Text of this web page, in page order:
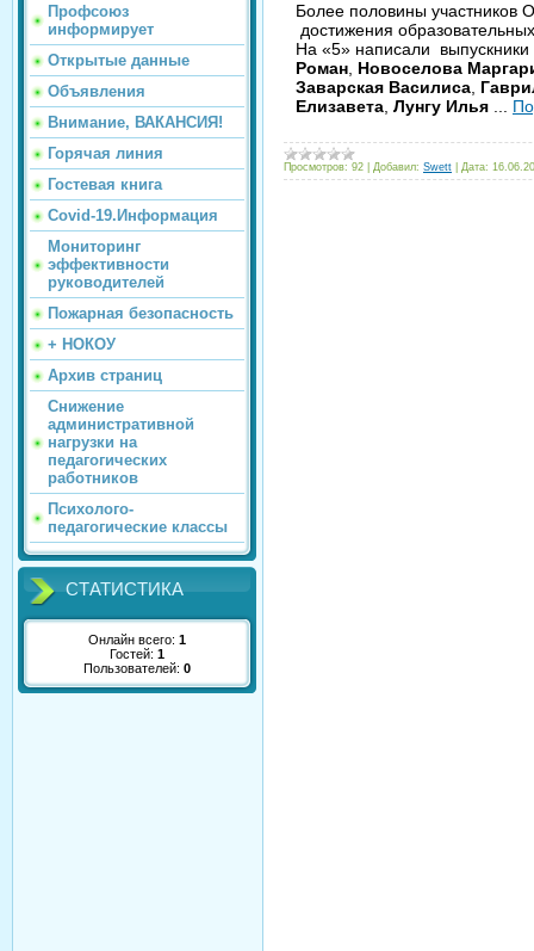
Профсоюз
информирует
Открытые данные
Объявления
Внимание, ВАКАНСИЯ!
Горячая линия
Гостевая книга
Covid-19.Информация
Мониторинг
эффективности
руководителей
Пожарная безопасность
+ НОКОУ
Архив страниц
Снижение
административной
нагрузки на
педагогических
работников
Психолого-
педагогические классы
СТАТИСТИКА
Онлайн всего: 1
Гостей: 1
Пользователей: 0
Более половины участников
достижения
На «5» написали
Роман Новоселова
Заварская Василиса
Елизавета Лунгу Илья
Просмотров: 92 Добавил: Swett Дата: